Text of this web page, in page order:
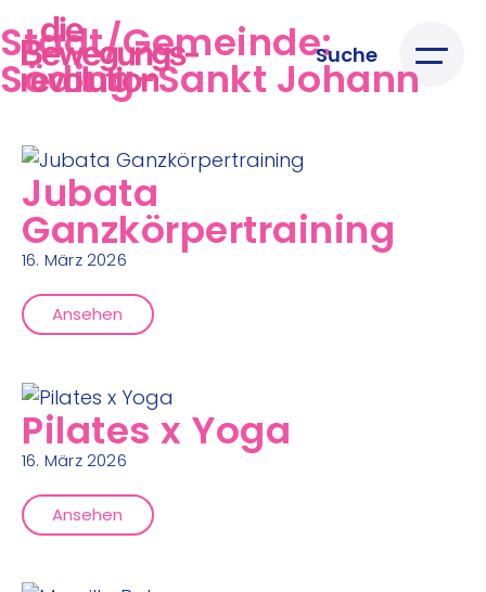
Suche
Stadt/Gemeinde:
Söding-Sankt Johann
Jubata
Ganzkörpertraining
16. März 2026
Ansehen
Pilates x Yoga
16. März 2026
Ansehen